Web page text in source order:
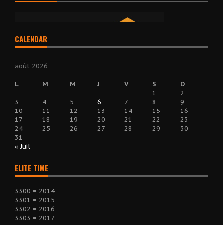
CALENDAR
août 2026
L M M J V S
D
1
2
3
4 5 6 7 8
9
10
11 12 13 14 15
16
17
18 19 20 21 22
23
24
25 26 27 28 29
30
31
« Juil
ELITE TIME
3300 = 2014
3301 = 2015
3302 = 2016
3303 = 2017